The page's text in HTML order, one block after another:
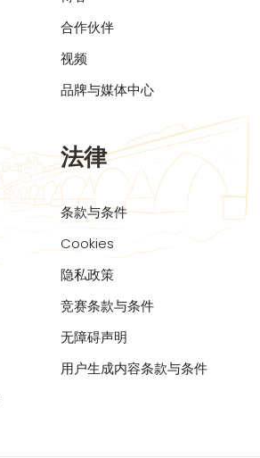
合作伙伴
视频
品牌与媒体中心
法律
条款与条件
Cookies
隐私政策
竞赛条款与条件
无障碍声明
用户生成内容条款与条件